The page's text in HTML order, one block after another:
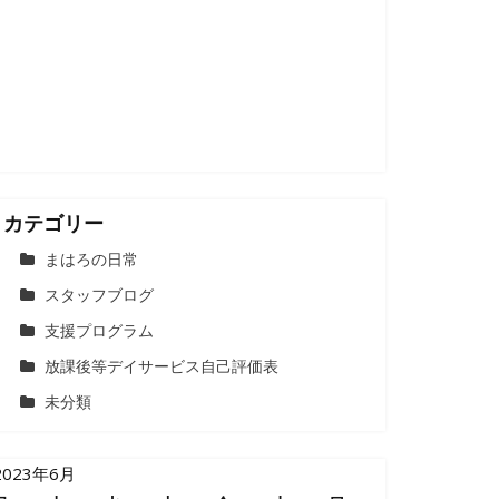
カテゴリー
まはろの日常
スタッフブログ
支援プログラム
放課後等デイサービス自己評価表
未分類
年6月